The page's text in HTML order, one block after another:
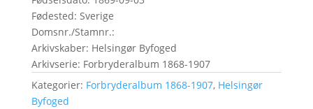
Fødested: Sverige
Domsnr./Stamnr.:
Arkivskaber: Helsingør Byfoged
Arkivserie: Forbryderalbum 1868-1907
Kategorier: Forbryderalbum 1868-1907, Helsingør
Byfoged